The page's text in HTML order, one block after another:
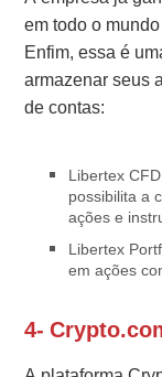
em todo o
Enfim, essa é
armazenar seus
de contas:
Libertex
possibilita a
ações e
Libertex
em ações
4-